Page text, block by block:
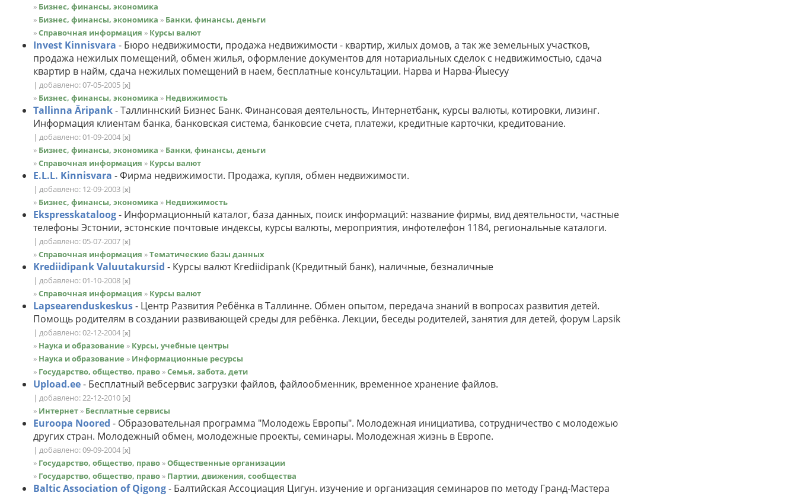
» Бизнес, финансы, экономика
» Бизнес, финансы, экономика » Банки, финансы, деньги
»Справочная информация » Курсы валют
Invest Kinnisvara - Бюро недвижимости, продажа недвижимости - квартир, жилых домов, а так же земельных участков,
продажа нежилых помещений, обмен жилья, оформление документов для нотариальных сделок с недвижимостью, сдача
квартир в найм, сдача нежилых помещений в наем, бесплатные консультации. Нарва и Нарва-Йыесуу
| добавлено: 07-05-2005 [x]
» Бизнес, финансы, экономика » Недвижимость
Tallinna Äripank- Таллиннский Бизнес Банк. Финансовая деятельность, Интернетбанк, курсы валюты, котировки, лизинг.
Информация клиентам банка, банковская система, банковсие счета, платежи, кредитные карточки, кредитование.
| добавлено: 01-09-2004 [x]
» Бизнес, финансы, экономика » Банки, финансы, деньги
»Справочная информация » Курсы валют
E.L.L. Kinnisvara - Фирма недвижимости. Продажа, купля, обмен недвижимости.
| добавлено: 12-09-2003 [x]
» Бизнес, финансы, экономика » Недвижимость
Ekspresskataloog- Информационный каталог, база данных, поиск информаций: название фирмы, вид деятельности, частные
телефоны Эстонии, эстонские почтовые индексы, курсы валюты, мероприятия, инфотелефон 1184, региональные каталоги.
| добавлено: 05-07-2007 [x]
»Справочная информация »Тематические базы данных
Krediidipank Valuutakursid - Курсы валют Krediidipank (Кредитный банк), наличные, безналичные
| добавлено: 01-10-2008 [x]
»Справочная информация » Курсы валют
Lapsearenduskeskus- Центр Развития Ребёнка в Таллинне. Обмен опытом, передача знаний в вопросах развития детей.
Помощь родителям в создании развивающей среды для ребёнка. Лекции, беседы родителей, занятия для детей, форум Lapsik
| добавлено: 02-12-2004 [x]
» Наука и образование » Курсы, учебные центры
» Наука и образование » Информационные ресурсы
» Государство, общество, право »Семья, забота, дети
Upload.ee- Бесплатный вебсервис загрузки файлов, файлообменник, временное хранение файлов.
| добавлено: 22-12-2010 [x]
» Интернет » Бесплатные сервисы
Euroopa Noored - Образовательная программа "Молодежь Европы". Молодежная инициатива, сотрудничество с молодежью
других стран. Молодежный обмен, молодежные проекты, семинары. Молодежная жизнь в Европе.
| добавлено: 09-09-2004 [x]
» Государство, общество, право »Общественные организации
» Государство, общество, право » Партии, движения, сообщества
Baltic Association of Qigong- Балтийская Ассоциация Цигун. изучение и организация семинаров по методу Гранд-Мастера